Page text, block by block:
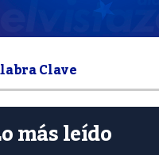
más leído